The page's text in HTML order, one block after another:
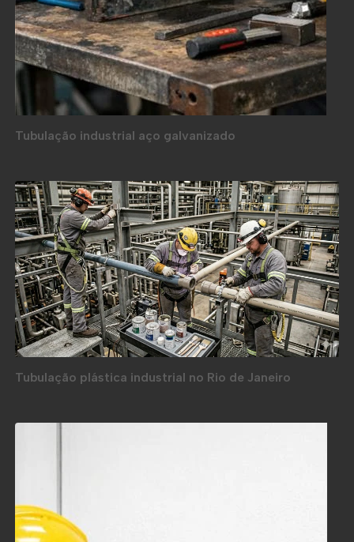
Tubulação industrial aço galvanizado
Tubulação plástica industrial no Rio de Janeiro